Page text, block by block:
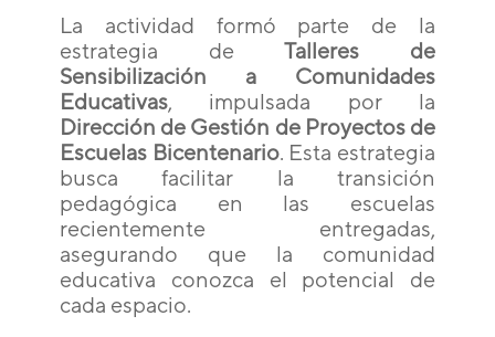
La actividad formó parte de la
estrategia deTalleres de
Sensibilización a Comunidades
Educativas, impulsada por la
Dirección de Gestión de Proyectos de
Escuelas Bicentenario. Esta estrategia
busca facilitar la transición
pedagógica en las escuelas
recientemente entregadas,
asegurando que la comunidad
educativa conozca el potencial de
cada espacio.